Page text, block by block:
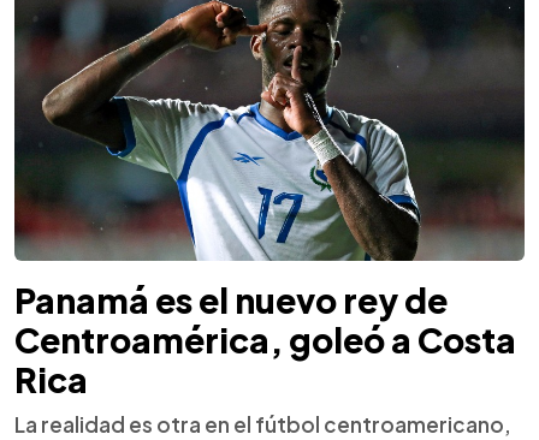
Panamá es el nuevo rey de
Centroamérica, goleó a Costa
Rica
La realidad es otra en el fútbol centroamericano,